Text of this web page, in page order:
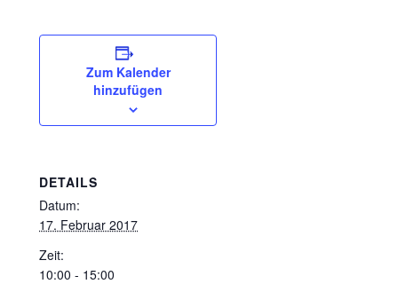
Zum Kalender
hinzufügen
DETAILS
Datum:
17. Februar 2017
Zeit:
10:00 - 15:00